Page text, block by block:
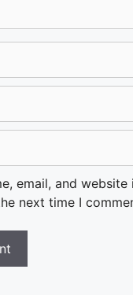
email, and website
next time I